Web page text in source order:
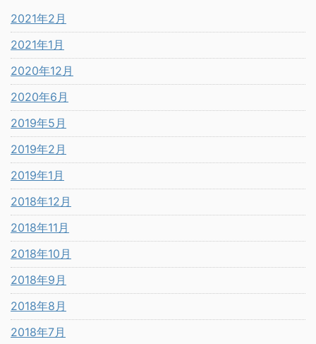
2021年2月
2021年1月
2020年12月
2020年6月
2019年5月
2019年2月
2019年1月
2018年12月
2018年11月
2018年10月
2018年9月
2018年8月
2018年7月